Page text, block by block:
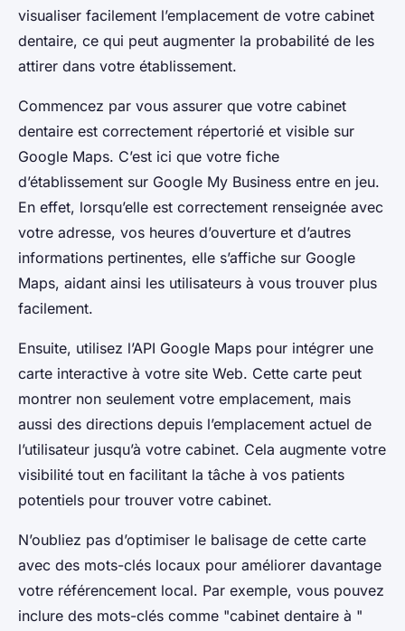
visualiser facilement l’emplacement de votre cabinet
dentaire, ce qui peut augmenter la probabilité de les
attirer dans votre établissement.
Commencez par vous assurer que votre cabinet
dentaire est correctement répertorié et visible sur
Google Maps. C’est ici que votre fiche
d’établissement sur Google My Business entre en jeu.
En effet, lorsqu’elle est correctement renseignée avec
votre adresse, vos heures d’ouverture et d’autres
informations pertinentes, elle s’affiche sur Google
Maps, aidant ainsi les utilisateurs à vous trouver plus
facilement.
Ensuite, utilisez l’API Google Maps pour intégrer une
carte interactive à votre site Web. Cette carte peut
montrer non seulement votre emplacement, mais
aussi des directions depuis l’emplacement actuel de
l’utilisateur jusqu’à votre cabinet. Cela augmente votre
visibilité tout en facilitant la tâche à vos patients
potentiels pour trouver votre cabinet.
N’oubliez pas d’optimiser le balisage de cette carte
avec des mots-clés locaux pour améliorer davantage
votre référencement local. Par exemple, vous pouvez
inclure des mots-clés comme "cabinet dentaire à "